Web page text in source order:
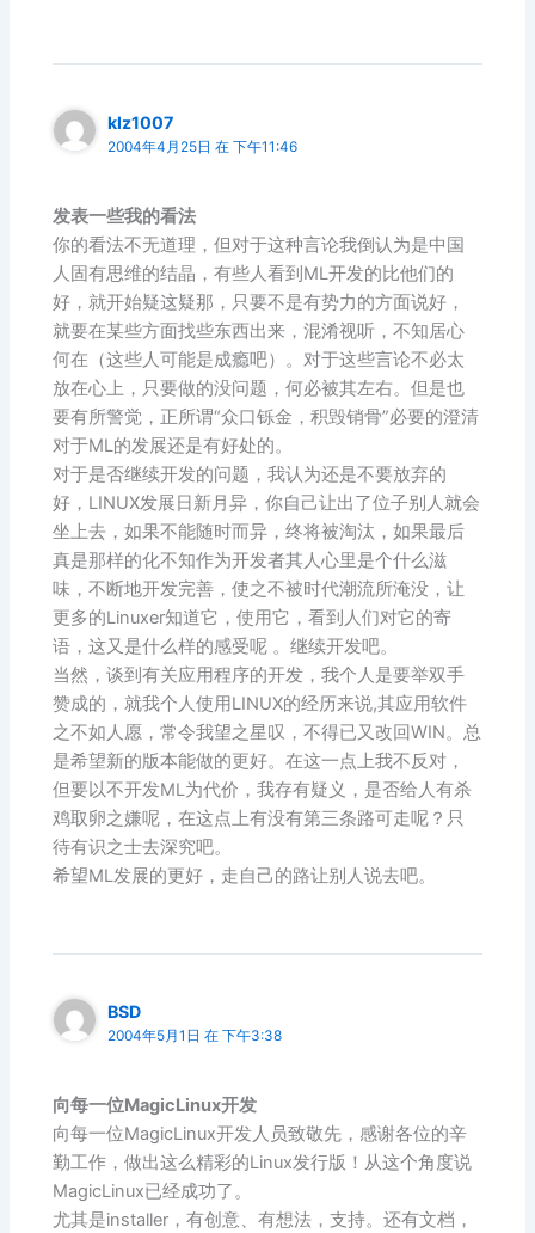
klz1007
2004年4月25日 在 下午11:46
发表一些我的看法
你的看法不无道理，但对于这种言论我倒认为是中国
人固有思维的结晶，有些人看到ML开发的比他们的
好，就开始疑这疑那，只要不是有势力的方面说好，
就要在某些方面找些东西出来，混淆视听，不知居心
何在（这些人可能是成瘾吧）。对于这些言论不必太
放在心上，只要做的没问题，何必被其左右。但是也
要有所警觉，正所谓“众口铄金，积毁销骨”必要的澄清
对于ML的发展还是有好处的。
对于是否继续开发的问题，我认为还是不要放弃的
好，LINUX发展日新月异，你自己让出了位子别人就会
坐上去，如果不能随时而异，终将被淘汰，如果最后
真是那样的化不知作为开发者其人心里是个什么滋
味，不断地开发完善，使之不被时代潮流所淹没，让
更多的Linuxer知道它，使用它，看到人们对它的寄
语，这又是什么样的感受呢 。继续开发吧。
当然，谈到有关应用程序的开发，我个人是要举双手
赞成的，就我个人使用LINUX的经历来说,其应用软件
之不如人愿，常令我望之星叹，不得已又改回WIN。总
是希望新的版本能做的更好。在这一点上我不反对，
但要以不开发ML为代价，我存有疑义，是否给人有杀
鸡取卵之嫌呢，在这点上有没有第三条路可走呢？只
待有识之士去深究吧。
希望ML发展的更好，走自己的路让别人说去吧。
BSD
2004年5月1日 在 下午3:38
向每一位MagicLinux开发
向每一位MagicLinux开发人员致敬先，感谢各位的辛
勤工作，做出这么精彩的Linux发行版！从这个角度说
MagicLinux已经成功了。
尤其是installer，有创意、有想法，支持。还有文档，